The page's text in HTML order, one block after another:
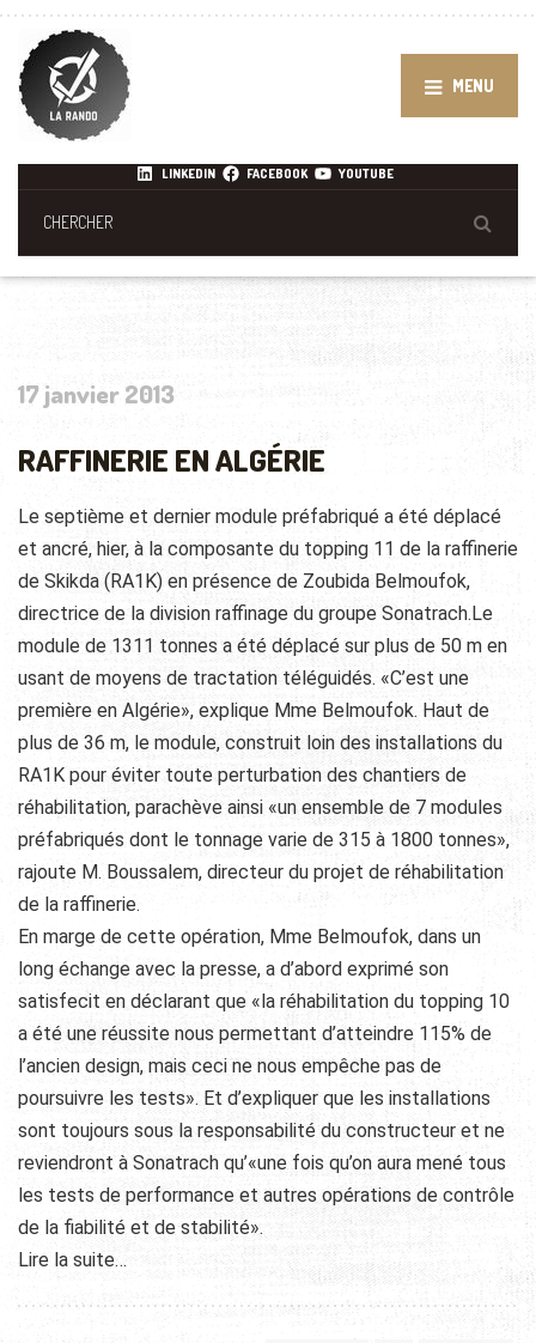
MENU
LINKEDIN FACEBOOK YOUTUBE
17 janvier 2013
RAFFINERIE EN ALGÉRIE
Le septième et dernier module préfabriqué a été déplacé
et ancré, hier, à la composante du topping 11 de la raffinerie
de Skikda (RA1K) en présence de Zoubida Belmoufok,
directrice de la division raffinage du groupe Sonatrach.Le
module de 1311 tonnes a été déplacé sur plus de 50 m en
usant de moyens de tractation téléguidés. «C’est une
première en Algérie», explique Mme Belmoufok. Haut de
plus de 36 m, le module, construit loin des installations du
RA1K pour éviter toute perturbation des chantiers de
réhabilitation, parachève ainsi «un ensemble de 7 modules
préfabriqués dont le tonnage varie de 315 à 1800 tonnes»,
rajoute M. Boussalem, directeur du projet de réhabilitation
de la raffinerie.
En marge de cette opération, Mme Belmoufok, dans un
long échange avec la presse, a d’abord exprimé son
satisfecit en déclarant que «la réhabilitation du topping 10
a été une réussite nous permettant d’atteindre 115% de
l’ancien design, mais ceci ne nous empêche pas de
poursuivre les tests». Et d’expliquer que les installations
sont toujours sous la responsabilité du constructeur et ne
reviendront à Sonatrach qu’«une fois qu’on aura mené tous
les tests de performance et autres opérations de contrôle
de la fiabilité et de stabilité».
Lire la suite…